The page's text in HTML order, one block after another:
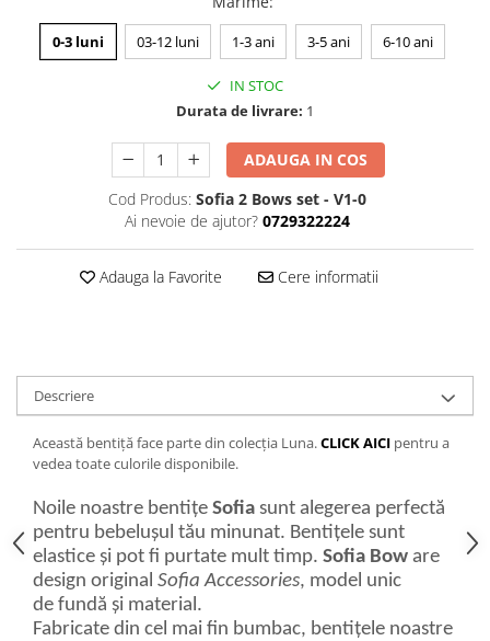
0-3 luni 03-12 luni 1-3 ani 3-5 ani 6-10 ani
IN STOC
Durata de livrare: 1
ADAUGA IN COS
Cod Produs: Sofia 2 Bows set - V1-0
Ai nevoie de ajutor? 0729322224
Adauga la Favorite Cere informatii
Descriere
Această bentiță face parte din colecția Luna.CLICK AICI pentru a
vedea toate culorile disponibile.
Noile noastre bentițe Sofia sunt alegerea perfectă
pentru bebelușul tău minunat. Bentițele sunt
elastice și pot fi purtate mult timp. Sofia Bow are
design original Sofia Accessories, model unic
de fundă și material.
Fabricate din cel mai fin bumbac, bentițele noastre